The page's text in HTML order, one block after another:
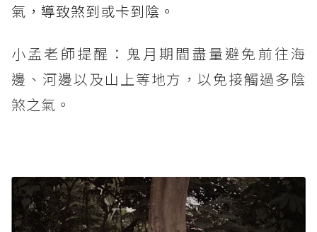
氣，導致煞到或卡到陰。
小孟老師提醒：鬼月期間盡量避免前往海
邊、河邊以及山上等地方，以免接觸過多陰
煞之氣。